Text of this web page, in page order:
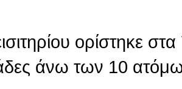
ορίστηκε
άνω των 10